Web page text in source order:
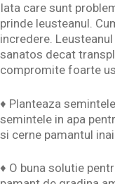
Iata care sunt
prinde leusteanul.
incredere.
sanatos decat
compromite foarte
♦ Planteaza
semintele in apa
si cerne pamantul
♦ O buna solutie